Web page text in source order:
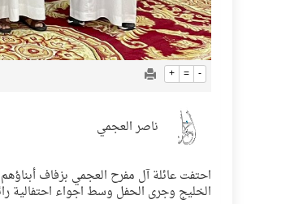
+ = -
ناصر العجمي
احتفت عائلة آل مفرح العجمي بزفاف
الخليج وجرى الحفل وسط اجواء احتفالية